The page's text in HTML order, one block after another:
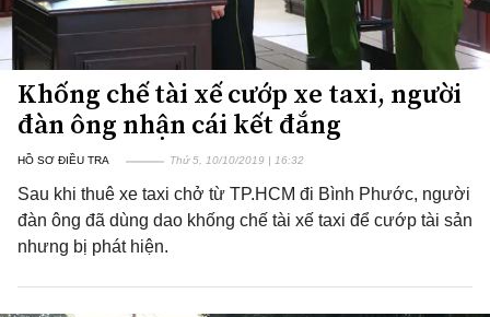
Khống chế tài xế cướp xe taxi, người
đàn ông nhận cái kết đắng
HỒ SƠ ĐIỀU TRA Thứ 5, 10/10/2019 | 16:32
Sau khi thuê xe taxi chở từ TP.HCM đi Bình Phước, người
đàn ông đã dùng dao khống chế tài xế taxi để cướp tài sản
nhưng bị phát hiện.